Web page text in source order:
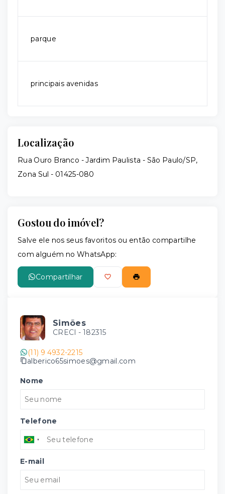
parque
principais avenidas
Localização
Rua Ouro Branco - Jardim Paulista - São Paulo/SP,
Zona Sul - 01425-080
Gostou do imóvel?
Salve ele nos seus favoritos ou então compartilhe
com alguém no WhatsApp:
Compartilhar
Simões
CRECI - 182315
(11) 9 4932-2215
alberico65simoes@gmail.com
Nome
Telefone
E-mail